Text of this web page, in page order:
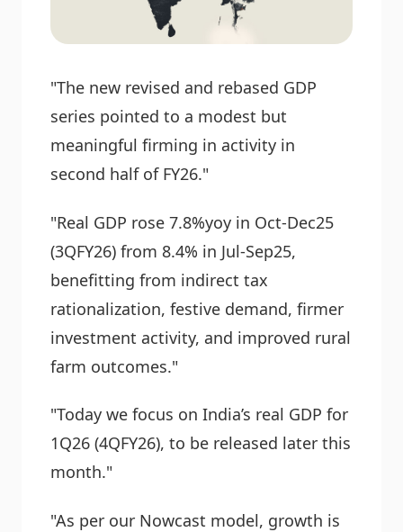
"The new revised and rebased GDP
series pointed to a modest but
meaningful firming in activity in
second half of FY26."
"Real GDP rose 7.8%yoy in Oct-Dec25
(3QFY26) from 8.4% in Jul-Sep25,
benefitting from indirect tax
rationalization, festive demand, firmer
investment activity, and improved rural
farm outcomes."
"Today we focus on India’s real GDP for
1Q26 (4QFY26), to be released later this
month."
"As per our Nowcast model, growth is